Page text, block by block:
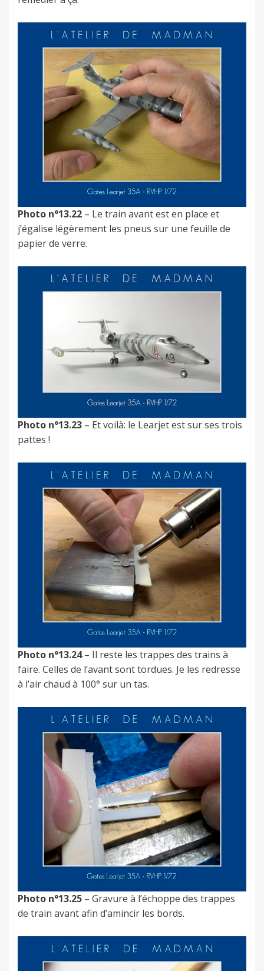
Photo n°13.22 – Le train avant est en place et
j’égalise légèrement les pneus sur une feuille de
papier de verre.
Photo n°13.23 – Et voilà: le Learjet est sur ses trois
pattes !
Photo n°13.24– Il reste les trappes des trains à
faire. Celles de l’avant sont tordues. Je les redresse
à l’air chaud à 100° sur un tas.
Photo n°13.25 – Gravure à l’échoppe des trappes
de train avant afin d’amincir les bords.